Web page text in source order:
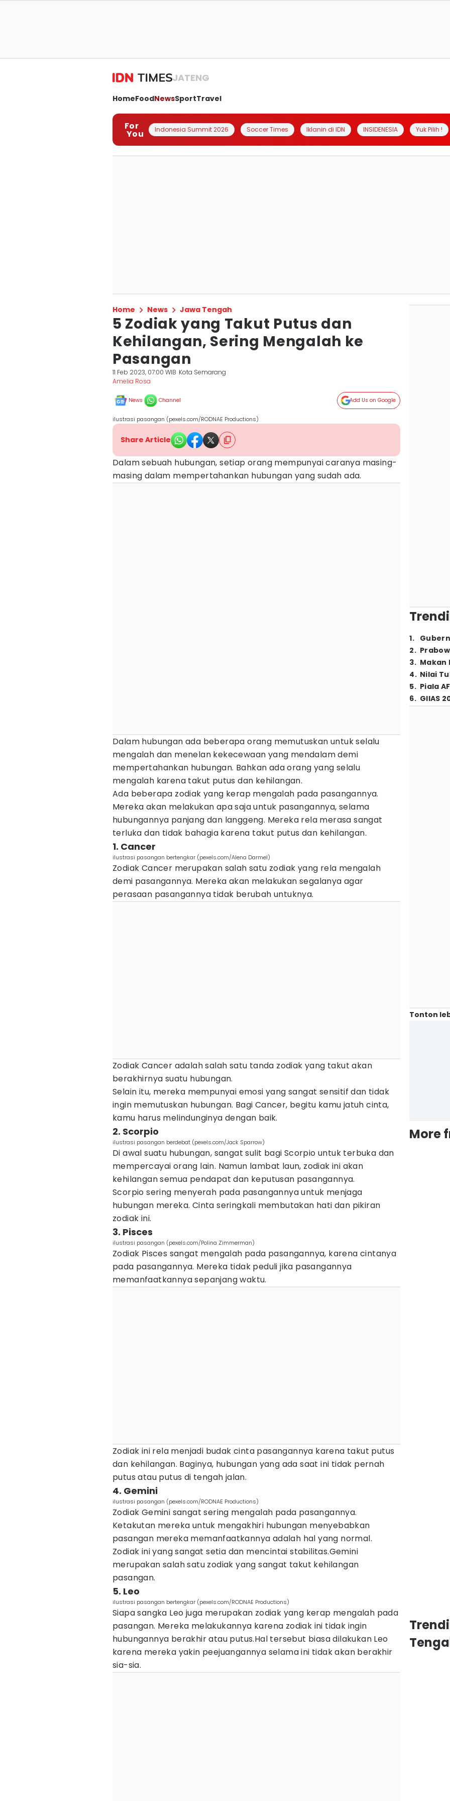
JATENG
HomeFoodNewsSportTravel
For
You Indonesia Summit 2026 Soccer Times Iklanin di IDN INSIDENESIA Yuk Pilih !
Home News Jawa Tengah
5 Zodiak yang Takut Putus dan
Kehilangan, Sering Mengalah ke
Pasangan
11 Feb 2023, 07:00 WIB Kota Semarang
Amelia Rosa
News Channel Add Us on Google
ilustrasi pasangan (pexels.com/RODNAE Productions)
Share Article
Dalam sebuah hubungan, setiap orang mempunyai caranya masing-
masing dalam mempertahankan hubungan yang sudah ada.
Dalam hubungan ada beberapa orang memutuskan untuk selalu
mengalah dan menelan kekecewaan yang mendalam demi
mempertahankan hubungan. Bahkan ada orang yang selalu
mengalah karena takut putus dan kehilangan.
Ada beberapa zodiak yang kerap mengalah pada pasangannya.
Mereka akan melakukan apa saja untuk pasangannya, selama
hubungannya panjang dan langgeng. Mereka rela merasa sangat
terluka dan tidak bahagia karena takut putus dan kehilangan.
1. Cancer
ilustrasi pasangan bertengkar (pexels.com/Alena Darmel)
Zodiak Cancer merupakan salah satu zodiak yang rela mengalah
demi pasangannya. Mereka akan melakukan segalanya agar
perasaan pasangannya tidak berubah untuknya.
Zodiak Cancer adalah salah satu tanda zodiak yang takut akan
berakhirnya suatu hubungan.
Selain itu, mereka mempunyai emosi yang sangat sensitif dan tidak
ingin memutuskan hubungan. Bagi Cancer, begitu kamu jatuh cinta,
kamu harus melindunginya dengan baik.
2. Scorpio
ilustrasi pasangan berdebat (pexels.com/Jack Sparrow)
Di awal suatu hubungan, sangat sulit bagi Scorpio untuk terbuka dan
mempercayai orang lain. Namun lambat laun, zodiak ini akan
kehilangan semua pendapat dan keputusan pasangannya.
Scorpio sering menyerah pada pasangannya untuk menjaga
hubungan mereka. Cinta seringkali membutakan hati dan pikiran
zodiak ini.
3. Pisces
ilustrasi pasangan (pexels.com/Polina Zimmerman)
Zodiak Pisces sangat mengalah pada pasangannya, karena cintanya
pada pasangannya. Mereka tidak peduli jika pasangannya
memanfaatkannya sepanjang waktu.
Zodiak ini rela menjadi budak cinta pasangannya karena takut putus
dan kehilangan. Baginya, hubungan yang ada saat ini tidak pernah
putus atau putus di tengah jalan.
4. Gemini
ilustrasi pasangan (pexels.com/RODNAE Productions)
Zodiak Gemini sangat sering mengalah pada pasangannya.
Ketakutan mereka untuk mengakhiri hubungan menyebabkan
pasangan mereka memanfaatkannya adalah hal yang normal.
Zodiak ini yang sangat setia dan mencintai stabilitas.Gemini
merupakan salah satu zodiak yang sangat takut kehilangan
pasangan.
5. Leo
ilustrasi pasangan bertengkar (pexels.com/RODNAE Productions)
Siapa sangka Leo juga merupakan zodiak yang kerap mengalah pada
pasangan. Mereka melakukannya karena zodiak ini tidak ingin
hubungannya berakhir atau putus.Hal tersebut biasa dilakukan Leo
karena mereka yakin peejuangannya selama ini tidak akan berakhir
sia-sia.
1.
2.
3. Makan
4. Nilai
5. Piala
6. GIIAS
Tonton
More